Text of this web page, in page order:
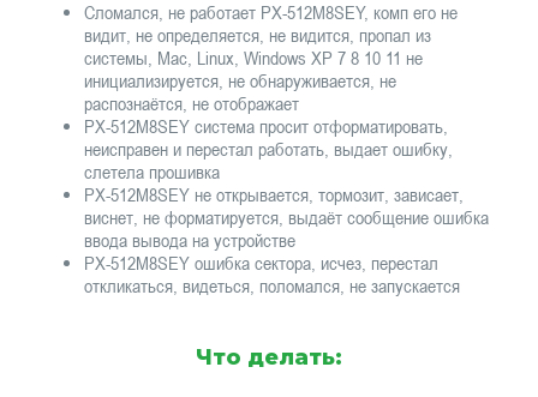
Сломался, не работает PX-512M8SEY, комп его не
видит, не определяется, не видится, пропал из
системы, Mac, Linux, Windows XP 7 8 10 11 не
инициализируется, не обнаруживается, не
распознаётся, не отображает
PX-512M8SEY система просит отформатировать,
неисправен и перестал работать, выдает ошибку,
слетела прошивка
PX-512M8SEY не открывается, тормозит, зависает,
виснет, не форматируется, выдаёт сообщение ошибка
ввода вывода на устройстве
PX-512M8SEY ошибка сектора, исчез, перестал
откликаться, видеться, поломался, не запускается
Что делать: